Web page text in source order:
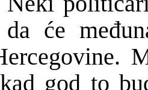
će
god to